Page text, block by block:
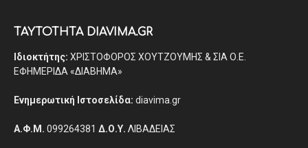
ΤΑΥΤΟΤΗΤΑ DIAVIMA.GR
Ιδιοκτήτης: ΧΡΙΣΤΟΦΟΡΟΣ ΧΟΥΤΖΟΥΜΗΣ & ΣΙΑ Ο.Ε.
ΕΦΗΜΕΡΙΔΑ «ΔΙΑΒΗΜΑ»
Ενημερωτική Ιστοσελίδα: diavima.gr
Α.Φ.Μ. 099264381 Δ.Ο.Υ. ΛΙΒΑΔΕΙΑΣ